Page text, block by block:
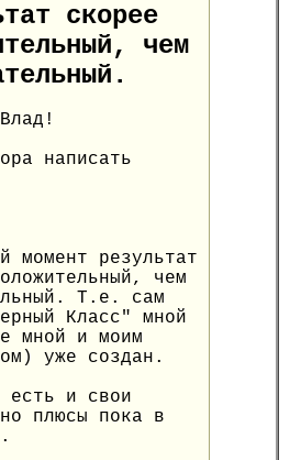
скорее
чем
написать
момент результат
чем
Т.е. сам
Класс" мной
мной и моим
уже создан.
есть и свои
плюсы пока в